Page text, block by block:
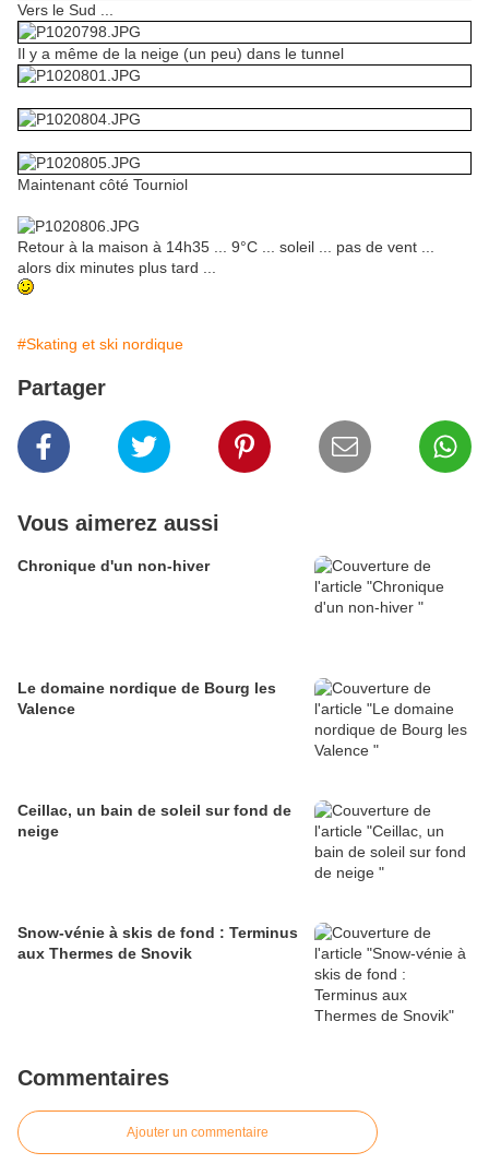
Vers le Sud ...
Il y a même de la neige (un peu) dans le tunnel
Maintenant côté Tourniol
Retour à la maison à 14h35 ... 9°C ... soleil ... pas de vent ...
alors dix minutes plus tard ...
#Skating et ski nordique
Partager
Vous aimerez aussi
Chronique d'un non-hiver
Le domaine nordique de Bourg les
Valence
Ceillac, un bain de soleil sur fond de
neige
Snow-vénie à skis de fond : Terminus
aux Thermes de Snovik
Commentaires
Ajouter un commentaire